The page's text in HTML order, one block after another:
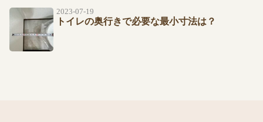
2023-07-19
トイレの奥行きで必要な最小寸法は？